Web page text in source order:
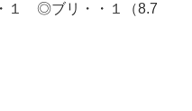
１ ◎ブリ・・１（8.7